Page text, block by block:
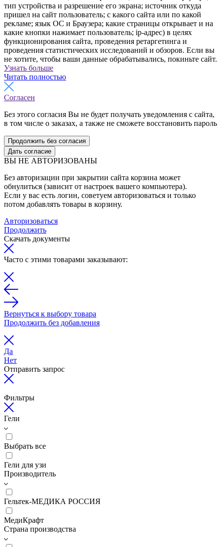
тип устройства и разрешение его экрана; источник откуда
пришел на сайт пользователь; с какого сайта или по какой
рекламе; язык ОС и Браузера; какие страницы открывает и на
какие кнопки нажимает пользователь; ip-адрес) в целях
функционирования сайта, проведения ретаргетинга и
проведения статистических исследований и обзоров. Если вы
не хотите, чтобы ваши данные обрабатывались, покиньте сайт.
Узнать больше
Читать полностью
Согласен
Без этого согласия Вы не будет получать уведомления с сайта,
в том числе о заказах, а также не сможете восстановить пароль
Продолжить без согласия
Дать согласие
ВЫ НЕ АВТОРИЗОВАНЫ
Без авторизации при закрытии сайта корзина может
обнулиться (зависит от настроек вашего компьютера).
Если у вас есть логин, советуем авторизоваться и только
потом добавлять товары в корзину.
Авторизоваться
Продолжить
Скачать документы
Часто с этими товарами заказывают:
Вернуться к выбору товара
Продолжить без добавления
Да
Нет
Отправить запрос
Фильтры
Гели
Выбрать все
Гели для узи
Производитель
Гельтек-МЕДИКА РОССИЯ
МедиКрафт
Страна производства